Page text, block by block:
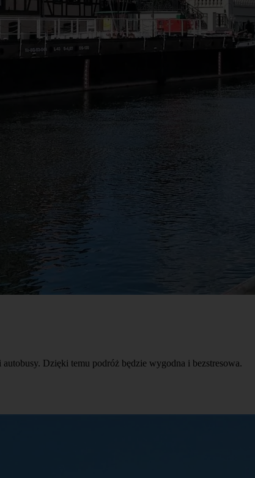
Dzięki temu podróż będzie wygodna i bezstresowa.